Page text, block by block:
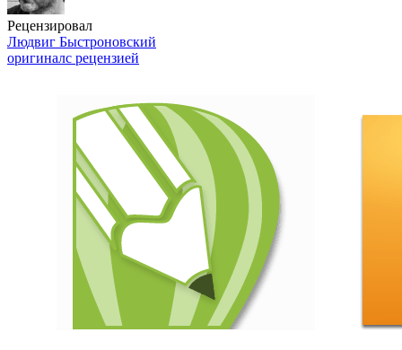
Рецензировал
Людвиг Быстроновский
оригиналс рецензией